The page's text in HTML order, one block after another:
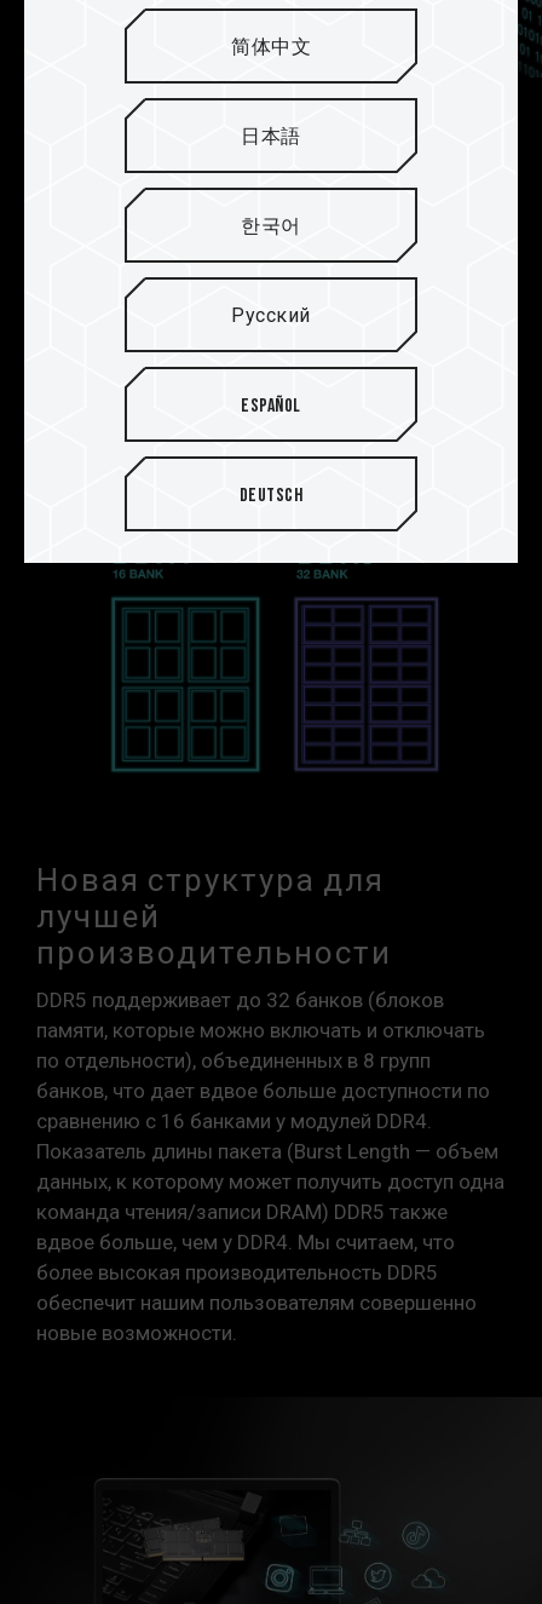
Поддержка встроенной
функция ECC для повышения
стабильности системы
Модуль памяти TEAMGROUP ELITE SO-DIMM
DDR5 оснащен встроенной функцией ECC,
которая самостоятельно исправляет ошибки
ячеек памяти DRAM, что обеспечивает
стабильность систем DRAM, использующих
Новая структура для
лучшей
производительности
DDR5 поддерживает до 32 банков (блоков
памяти, которые можно включать и отключать
по отдельности), объединенных в 8 групп
банков, что дает вдвое больше доступности по
сравнению с 16 банками у модулей DDR4.
Показатель длины пакета (Burst Length — объем
данных, к которому может получить доступ одна
команда чтения/записи DRAM) DDR5 также
вдвое больше, чем у DDR4. Мы считаем, что
более высокая производительность DDR5
обеспечит нашим пользователям совершенно
новые возможности.
简体中文
日本語
한국어
Русский
Español
Deutsch